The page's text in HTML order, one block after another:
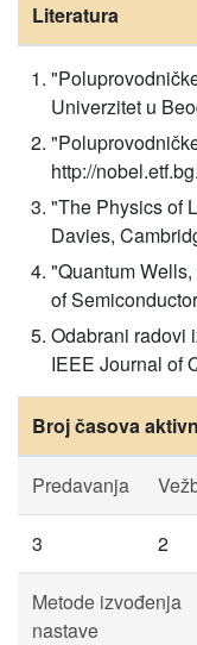
Literatura
Univerzitet u
http://
"The Physics of
Davies,
"Quantum
of
Odabrani radovi
IEEE Journal of
Broj časova
Predavanja
3 2
Metode izvođenja
nastave